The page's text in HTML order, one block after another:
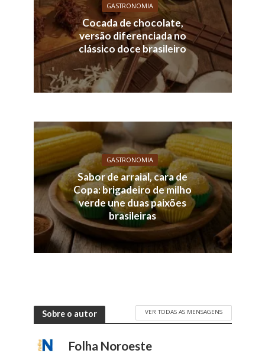
GASTRONOMIA
Cocada de chocolate,
versão diferenciada no
clássico doce brasileiro
GASTRONOMIA
Sabor de arraial, cara de
Copa: brigadeiro de milho
verde une duas paixões
brasileiras
Sobre o autor VER TODAS AS MENSAGENS
Folha Noroeste